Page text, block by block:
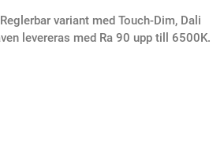
variant med Touch-Dim, Dali
levereras med Ra 90 upp till 6500K.